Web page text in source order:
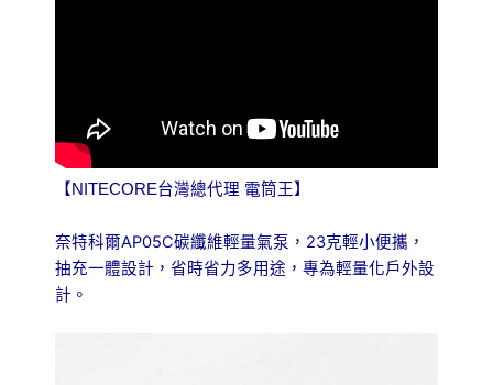
【NITECORE台灣總代理 電筒王】
奈特科爾AP05C碳纖維輕量氣泵， 23克輕小便攜 ，
抽充一體設計 ， 省時省力多用途， 專為輕量化戶外設
計。